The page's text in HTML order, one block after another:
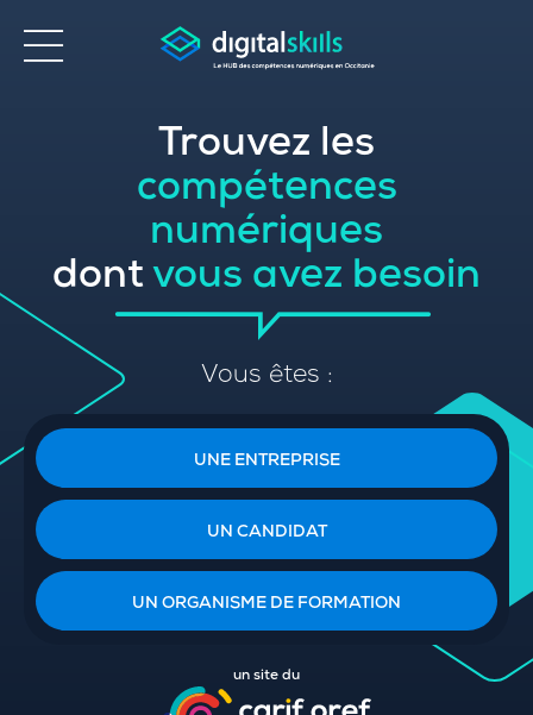
Trouvez les
compétences
numériques
dont vous avez besoin
Vous êtes :
UNE ENTREPRISE
UN CANDIDAT
UN ORGANISME DE FORMATION
un site du